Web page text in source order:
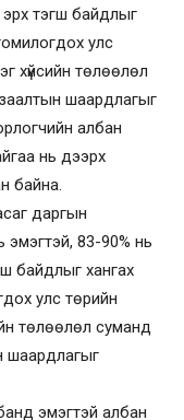
тэгш байдлыг
улс
хүйсийн төлөөлөл
заалтын шаардлагыг
албан
нь дээрх
байна.
даргын
эмэгтэй, 83-90% нь
байдлыг хангах
улс төрийн
төлөөлөл суманд
шаардлагыг
эмэгтэй албан